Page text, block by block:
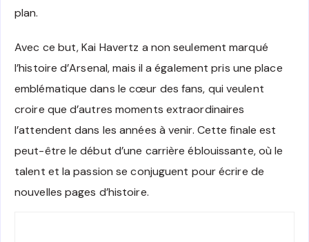
plan.
Avec ce but, Kai Havertz a non seulement marqué
l’histoire d’Arsenal, mais il a également pris une place
emblématique dans le cœur des fans, qui veulent
croire que d’autres moments extraordinaires
l’attendent dans les années à venir. Cette finale est
peut-être le début d’une carrière éblouissante, où le
talent et la passion se conjuguent pour écrire de
nouvelles pages d’histoire.